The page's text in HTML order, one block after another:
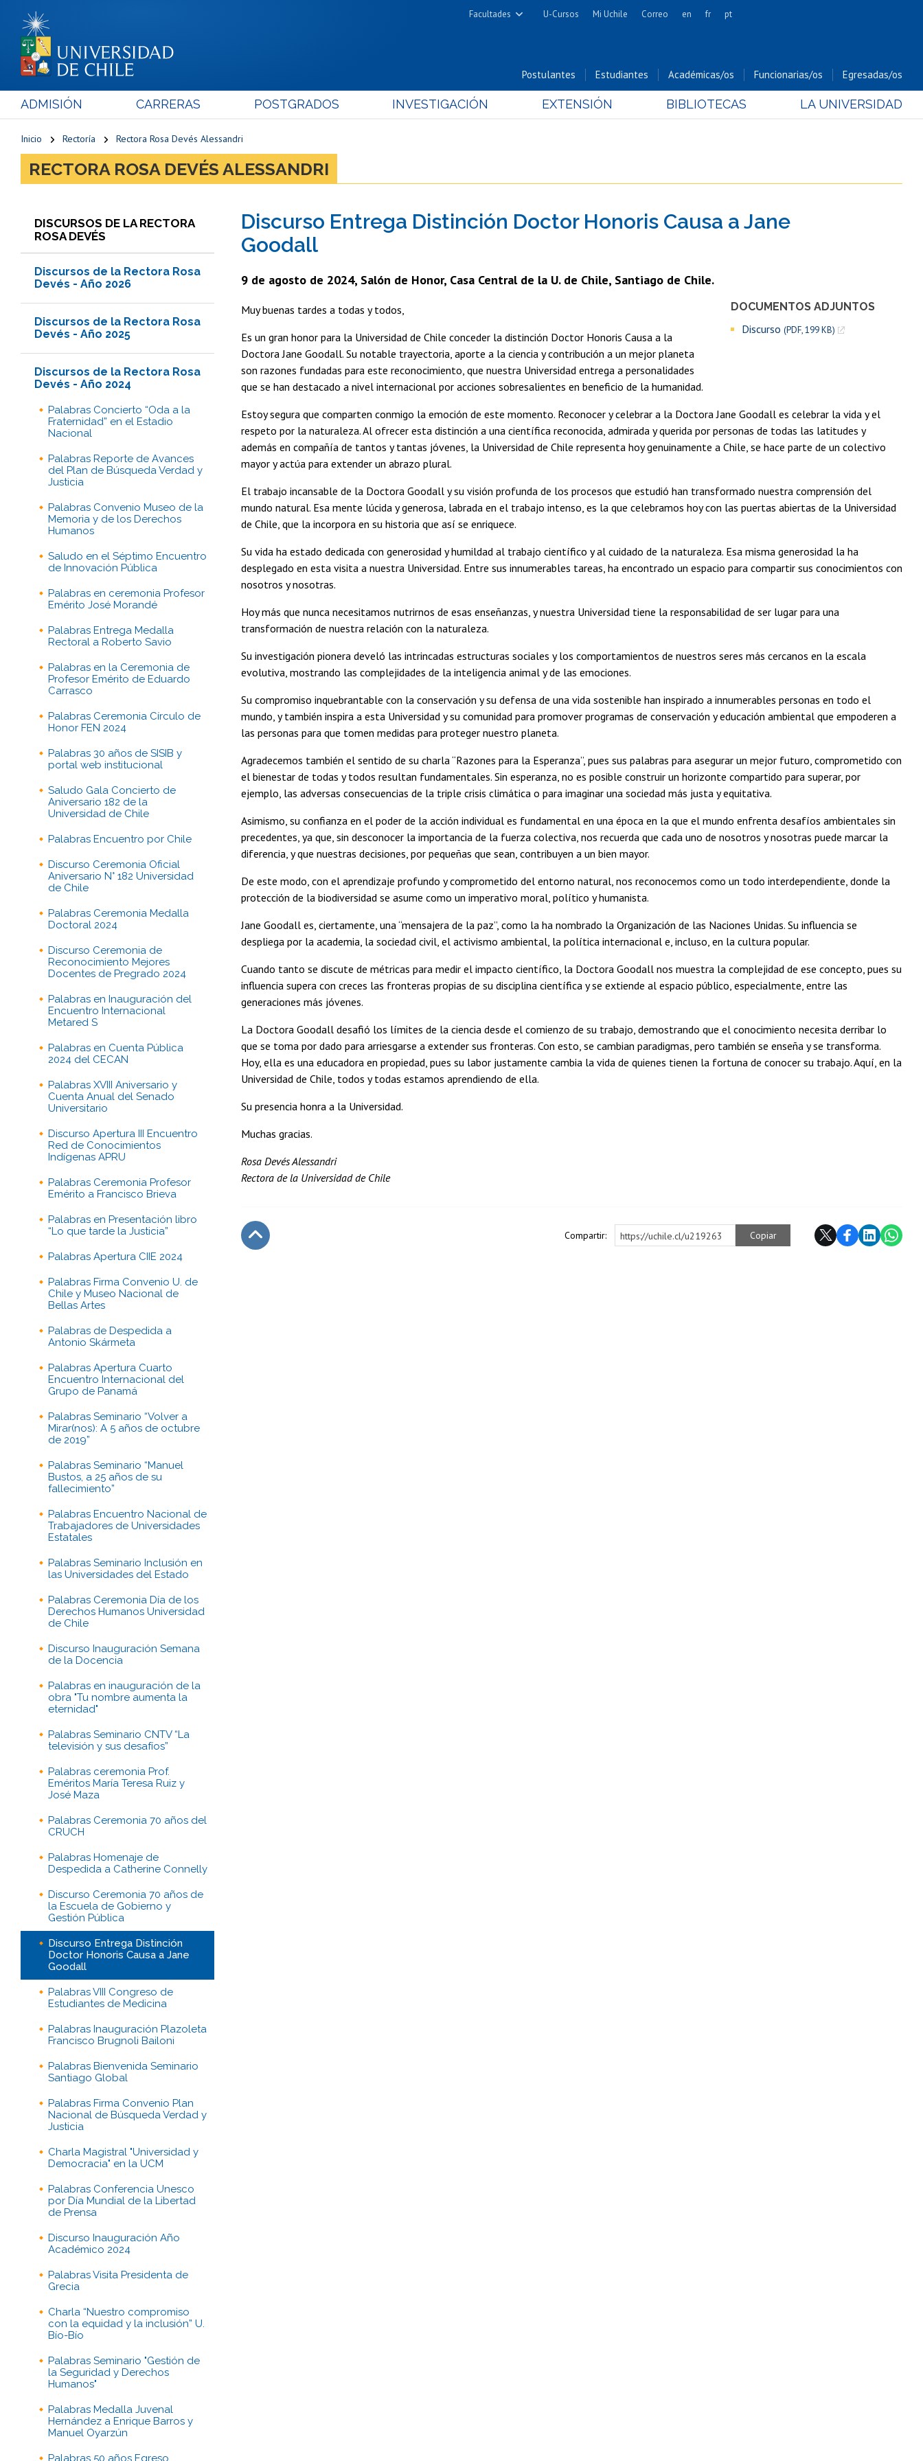
Facultades
Cs. Físicas y Matemáticas
Cs. Forestales y Conservación
Cs. Químicas y Farmacéuticas
Cs. Sociales
Estudios Avanzados en Educación
Estudios Internacionales
U-Cursos Mi Uchile Correo en fr pt
Postulantes Estudiantes Académicas/os Funcionarias/os Egresadas/os
ADMISIÓN CARRERAS POSTGRADOS INVESTIGACIÓN EXTENSIÓN BIBLIOTECAS LA UNIVERSIDAD
Inicio Rectoría Rectora Rosa Devés Alessandri
RECTORA ROSA DEVÉS ALESSANDRI
DISCURSOS DE LA RECTORA
ROSA DEVÉS
Discursos de la Rectora Rosa
Devés - Año 2026
Discursos de la Rectora Rosa
Devés - Año 2025
Discursos de la Rectora Rosa
Devés - Año 2024
Palabras Concierto “Oda a la
Fraternidad” en el Estadio
Nacional
Palabras Reporte de Avances
del Plan de Búsqueda Verdad y
Justicia
Palabras Convenio Museo de la
Memoria y de los Derechos
Humanos
Saludo en el Séptimo Encuentro
de Innovación Pública
Palabras en ceremonia Profesor
Emérito José Morandé
Palabras Entrega Medalla
Rectoral a Roberto Savio
Palabras en la Ceremonia de
Profesor Emérito de Eduardo
Carrasco
Palabras Ceremonia Círculo de
Honor FEN 2024
Palabras 30 años de SISIB y
portal web institucional
Saludo Gala Concierto de
Aniversario 182 de la
Universidad de Chile
Palabras Encuentro por Chile
Discurso Ceremonia Oficial
Aniversario N° 182 Universidad
de Chile
Palabras Ceremonia Medalla
Doctoral 2024
Discurso Ceremonia de
Reconocimiento Mejores
Docentes de Pregrado 2024
Palabras en Inauguración del
Encuentro Internacional
Metared S
Palabras en Cuenta Pública
2024 del CECAN
Palabras XVIII Aniversario y
Cuenta Anual del Senado
Universitario
Discurso Apertura III Encuentro
Red de Conocimientos
Indígenas APRU
Palabras Ceremonia Profesor
Emérito a Francisco Brieva
Palabras en Presentación libro
“Lo que tarde la Justicia”
Palabras Apertura CIIE 2024
Palabras Firma Convenio U. de
Chile y Museo Nacional de
Bellas Artes
Palabras de Despedida a
Antonio Skármeta
Palabras Apertura Cuarto
Encuentro Internacional del
Grupo de Panamá
Palabras Seminario “Volver a
Mirar(nos): A 5 años de octubre
de 2019”
Palabras Seminario “Manuel
Bustos, a 25 años de su
fallecimiento”
Palabras Encuentro Nacional de
Trabajadores de Universidades
Estatales
Palabras Seminario Inclusión en
las Universidades del Estado
Palabras Ceremonia Día de los
Derechos Humanos Universidad
de Chile
Discurso Inauguración Semana
de la Docencia
Palabras en inauguración de la
obra "Tu nombre aumenta la
eternidad"
Palabras Seminario CNTV “La
televisión y sus desafíos”
Palabras ceremonia Prof.
Eméritos María Teresa Ruiz y
José Maza
Palabras Ceremonia 70 años del
CRUCH
Palabras Homenaje de
Despedida a Catherine Connelly
Discurso Ceremonia 70 años de
la Escuela de Gobierno y
Gestión Pública
Discurso Entrega Distinción
Doctor Honoris Causa a Jane
Goodall
Palabras VIII Congreso de
Estudiantes de Medicina
Palabras Inauguración Plazoleta
Francisco Brugnoli Bailoni
Palabras Bienvenida Seminario
Santiago Global
Palabras Firma Convenio Plan
Nacional de Búsqueda Verdad y
Justicia
Charla Magistral "Universidad y
Democracia" en la UCM
Palabras Conferencia Unesco
por Día Mundial de la Libertad
de Prensa
Discurso Inauguración Año
Académico 2024
Palabras Visita Presidenta de
Grecia
Charla “Nuestro compromiso
con la equidad y la inclusión” U.
Bío-Bío
Palabras Seminario "Gestión de
la Seguridad y Derechos
Humanos"
Palabras Medalla Juvenal
Hernández a Enrique Barros y
Manuel Oyarzún
Palabras 50 años Egreso
Discurso Entrega Distinción Doctor Honoris Causa a Jane
Goodall
9 de agosto de 2024, Salón de Honor, Casa Central de la U. de Chile, Santiago de Chile.
DOCUMENTOS ADJUNTOS
Discurso (PDF, 199 KB)
Muy buenas tardes a todas y todos,
Es un gran honor para la Universidad de Chile conceder la distinción Doctor Honoris Causa a la
Doctora Jane Goodall. Su notable trayectoria, aporte a la ciencia y contribución a un mejor planeta
son razones fundadas para este reconocimiento, que nuestra Universidad entrega a personalidades
que se han destacado a nivel internacional por acciones sobresalientes en beneficio de la humanidad.
Estoy segura que comparten conmigo la emoción de este momento. Reconocer y celebrar a la Doctora Jane Goodall es celebrar la vida y el
respeto por la naturaleza. Al ofrecer esta distinción a una científica reconocida, admirada y querida por personas de todas las latitudes y
además en compañía de tantos y tantas jóvenes, la Universidad de Chile representa hoy genuinamente a Chile, se hace parte de un colectivo
mayor y actúa para extender un abrazo plural.
El trabajo incansable de la Doctora Goodall y su visión profunda de los procesos que estudió han transformado nuestra comprensión del
mundo natural. Esa mente lúcida y generosa, labrada en el trabajo intenso, es la que celebramos hoy con las puertas abiertas de la Universidad
de Chile, que la incorpora en su historia que así se enriquece.
Su vida ha estado dedicada con generosidad y humildad al trabajo científico y al cuidado de la naturaleza. Esa misma generosidad la ha
desplegado en esta visita a nuestra Universidad. Entre sus innumerables tareas, ha encontrado un espacio para compartir sus conocimientos con
nosotros y nosotras.
Hoy más que nunca necesitamos nutrirnos de esas enseñanzas, y nuestra Universidad tiene la responsabilidad de ser lugar para una
transformación de nuestra relación con la naturaleza.
Su investigación pionera develó las intrincadas estructuras sociales y los comportamientos de nuestros seres más cercanos en la escala
evolutiva, mostrando las complejidades de la inteligencia animal y de las emociones.
Su compromiso inquebrantable con la conservación y su defensa de una vida sostenible han inspirado a innumerables personas en todo el
mundo, y también inspira a esta Universidad y su comunidad para promover programas de conservación y educación ambiental que empoderen a
las personas para que tomen medidas para proteger nuestro planeta.
Agradecemos también el sentido de su charla “Razones para la Esperanza”, pues sus palabras para asegurar un mejor futuro, comprometido con
el bienestar de todas y todos resultan fundamentales. Sin esperanza, no es posible construir un horizonte compartido para superar, por
ejemplo, las adversas consecuencias de la triple crisis climática o para imaginar una sociedad más justa y equitativa.
Asimismo, su confianza en el poder de la acción individual es fundamental en una época en la que el mundo enfrenta desafíos ambientales sin
precedentes, ya que, sin desconocer la importancia de la fuerza colectiva, nos recuerda que cada uno de nosotros y nosotras puede marcar la
diferencia, y que nuestras decisiones, por pequeñas que sean, contribuyen a un bien mayor.
De este modo, con el aprendizaje profundo y comprometido del entorno natural, nos reconocemos como un todo interdependiente, donde la
protección de la biodiversidad se asume como un imperativo moral, político y humanista.
Jane Goodall es, ciertamente, una “mensajera de la paz”, como la ha nombrado la Organización de las Naciones Unidas. Su influencia se
despliega por la academia, la sociedad civil, el activismo ambiental, la política internacional e, incluso, en la cultura popular.
Cuando tanto se discute de métricas para medir el impacto científico, la Doctora Goodall nos muestra la complejidad de ese concepto, pues su
influencia supera con creces las fronteras propias de su disciplina científica y se extiende al espacio público, especialmente, entre las
generaciones más jóvenes.
La Doctora Goodall desafió los límites de la ciencia desde el comienzo de su trabajo, demostrando que el conocimiento necesita derribar lo
que se toma por dado para arriesgarse a extender sus fronteras. Con esto, se cambian paradigmas, pero también se enseña y se transforma.
Hoy, ella es una educadora en propiedad, pues su labor justamente cambia la vida de quienes tienen la fortuna de conocer su trabajo. Aquí, en la
Universidad de Chile, todos y todas estamos aprendiendo de ella.
Su presencia honra a la Universidad.
Muchas gracias.
Rosa Devés Alessandri
Rectora de la Universidad de Chile
Compartir: https://uchile.cl/u219263 Copiar